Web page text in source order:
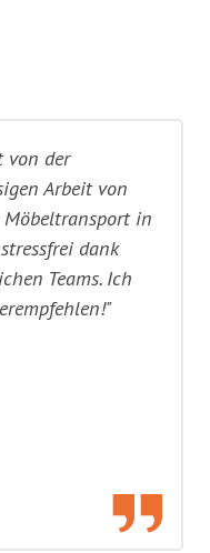
von der
Arbeit von
Möbeltransport in
dank
Teams. Ich